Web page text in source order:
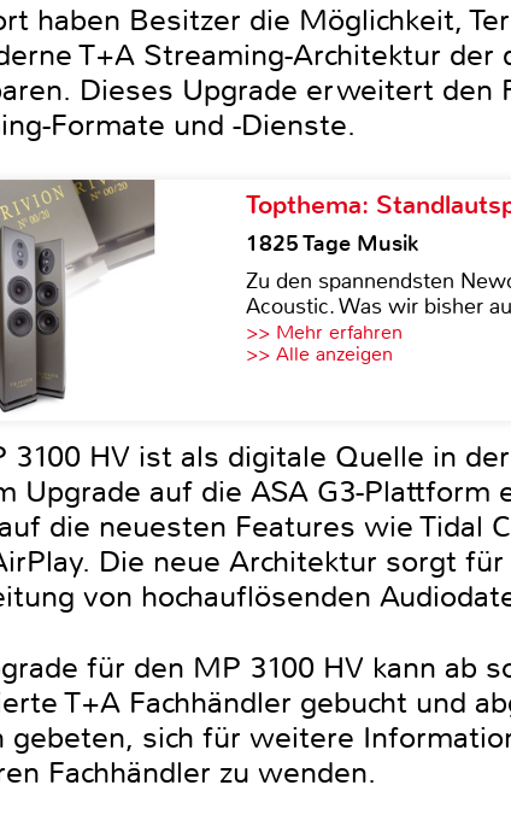
haben Besitzer die Möglichkeit,
T+A Streaming-Architektur der
Dieses Upgrade erweitert den
Formate und -Dienste.
Topthema:
1825 Tage Musik
Zu den spannendsten
Acoustic. Was wir bisher
>> Mehr erfahren
>> Alle anzeigen
3100 HV ist als digitale Quelle in
Upgrade auf die ASA G3-Plattform
die neuesten Features wie Tidal
Die neue Architektur sorgt
von hochauflösenden
für den MP 3100 HV kann ab
T+A Fachhändler gebucht und
gebeten, sich für weitere
Fachhändler zu wenden.